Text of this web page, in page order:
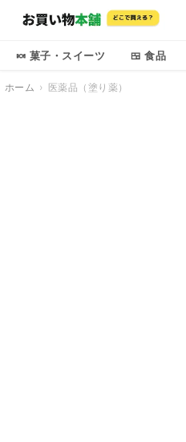
🍬 菓子・スイーツ 🍱 食品
ホーム 医薬品（塗り薬）